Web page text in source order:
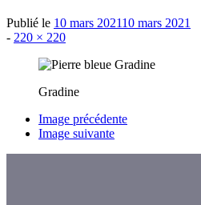
Publié le 10 mars 202110 mars 2021
- Taille
220 × 220
Gradine
Image précédente
Image suivante